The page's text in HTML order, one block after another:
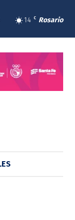
14 C Rosario